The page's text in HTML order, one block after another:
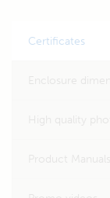
Certificates